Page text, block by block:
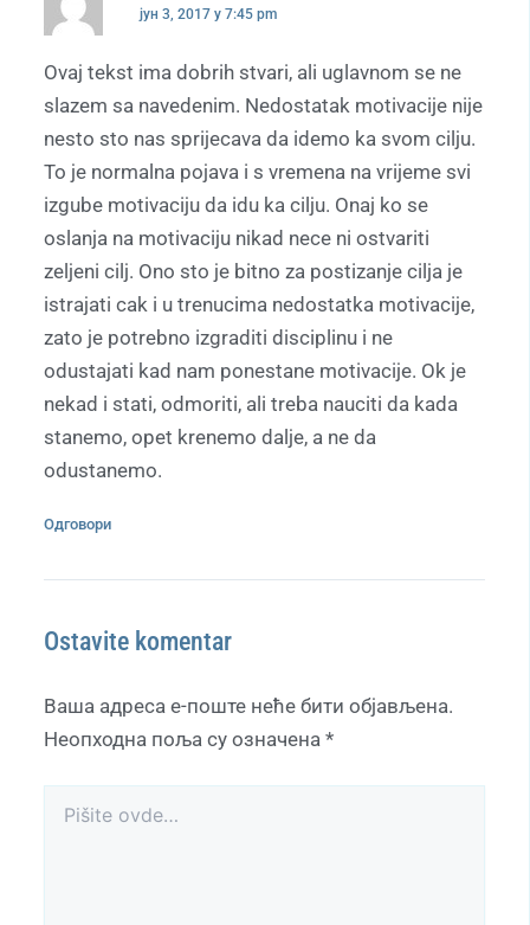
јун 3, 2017 у 7:45 pm
Ovaj tekst ima dobrih stvari, ali uglavnom se ne
slazem sa navedenim. Nedostatak motivacije nije
nesto sto nas sprijecava da idemo ka svom cilju.
To je normalna pojava i s vremena na vrijeme svi
izgube motivaciju da idu ka cilju. Onaj ko se
oslanja na motivaciju nikad nece ni ostvariti
zeljeni cilj. Ono sto je bitno za postizanje cilja je
istrajati cak i u trenucima nedostatka motivacije,
zato je potrebno izgraditi disciplinu i ne
odustajati kad nam ponestane motivacije. Ok je
nekad i stati, odmoriti, ali treba nauciti da kada
stanemo, opet krenemo dalje, a ne da
odustanemo.
Одговори
Ostavite komentar
Ваша адреса е-поште неће бити објављена.
Неопходна поља су означена *